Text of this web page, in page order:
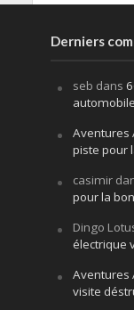
Derniers
seb dans
Aventures
piste pour
casimir
pour la
Dingo
électrique
Aventures
visite